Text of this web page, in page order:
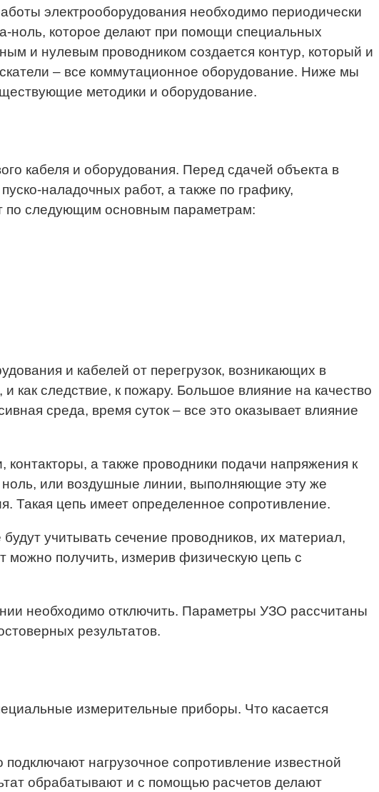
электрооборудования необходимо периодически
ноль, которое делают при помощи специальных
и нулевым проводником создается контур, который и
– все коммутационное оборудование. Ниже мы
методики и оборудование.
кабеля и оборудования. Перед сдачей объекта в
наладочных работ, а также по графику,
по следующим основным параметрам:
и кабелей от перегрузок, возникающих в
как следствие, к пожару. Большое влияние на качество
среда, время суток – все это оказывает влияние
а также проводники подачи напряжения к
или воздушные линии, выполняющие эту же
цепь имеет определенное сопротивление.
учитывать сечение проводников, их материал,
можно получить, измерив физическую цепь с
необходимо отключить. Параметры УЗО рассчитаны
результатов.
измерительные приборы. Что касается
нагрузочное сопротивление известной
обрабатывают и с помощью расчетов делают